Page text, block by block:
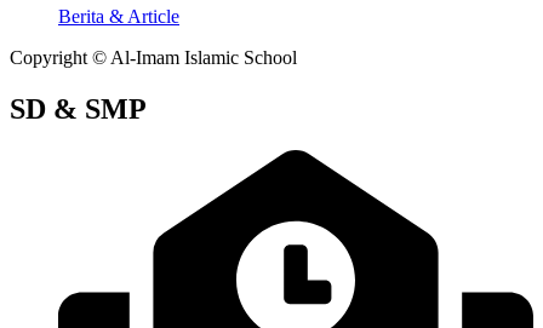
Berita & Article
Copyright © Al-Imam Islamic School
SD & SMP